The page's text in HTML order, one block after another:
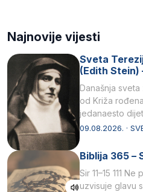
Najnovije vijesti
Sveta
(Edith Stein)
Današnja
od Križa
jedanaesto
listopada 1891,
09.08.2026. ·
Biblija 365 –
Sir 11–15 111
uzvisuje glavu